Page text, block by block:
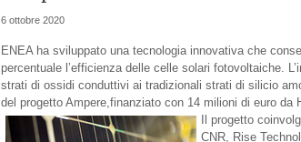
6 ottobre 2020
ENEA ha sviluppato una tecnologia innovativa che
percentuale l’efficienza delle celle solari fotovoltaiche.
strati di ossidi conduttivi ai tradizionali strati di silicio
del progetto Ampere,finanziato con 14 milioni di euro da
Il progetto
CNR, Rise